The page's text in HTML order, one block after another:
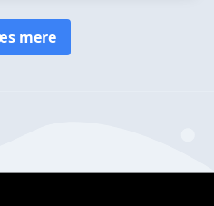
mere